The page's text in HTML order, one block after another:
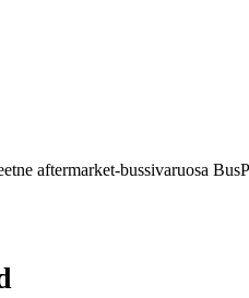
aftermarket-bussivaruosa